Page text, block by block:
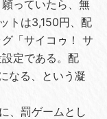
っていたら、無
トは3,150円、配
「サイコゥ！ サ
定である。配
なる、という凝
、罰ゲームとし